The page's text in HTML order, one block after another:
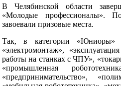
В Челябинской области
«Молодые профессионалы».
завоевали призовые места.
Так, в категории «Юниоры»
«электромонтаж»,
работы на станках с ЧПУ»,
«промышленная
«предпринимательство»,